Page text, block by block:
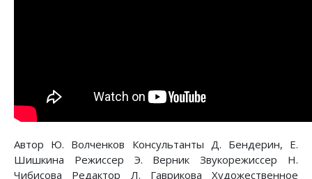
Автор Ю. Волченков Консультанты Д. Бендерин, Е.
Шишкина Режиссер Э. Верник Звукорежиссер Н.
Чибисова Редактор Л. Гаврикова Художественное